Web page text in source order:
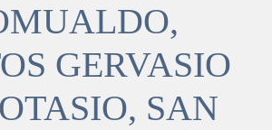
GERVASIO
SAN